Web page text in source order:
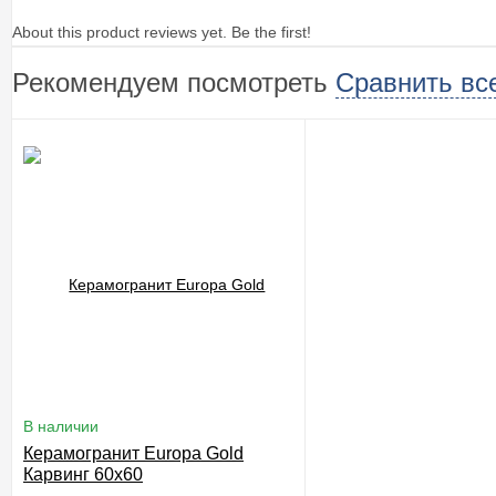
About this product reviews yet. Be the first!
Рекомендуем посмотреть Сравнить
В наличии
Керамогранит Europa Gold
Карвинг 60x60